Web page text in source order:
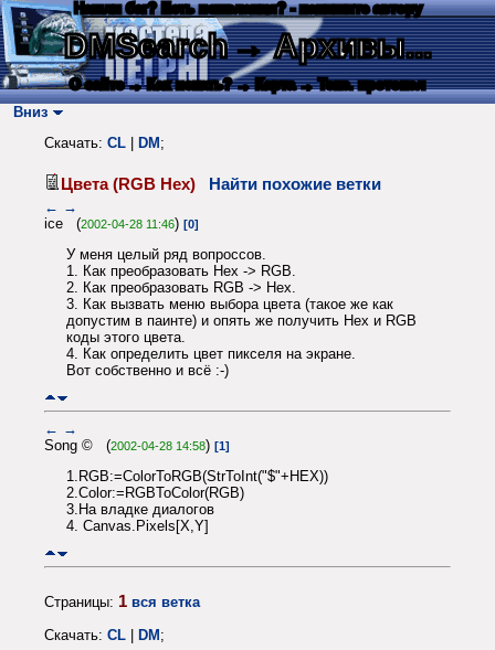
Нашли баг? Есть пожелания? - напишите автору
DMSearch→ Архивы...
О сайте → Как искать? → Карта → Текс. протокол
Вниз
Скачать: CL DM ;
Цвета (RGB Hex) Найти похожие ветки
← →
ice (2002-04-28 11:46) [0]
У меня целый ряд вопроссов.
1. Как преобразовать Hex -> RGB.
2. Как преобразовать RGB -> Hex.
3. Как вызвать меню выбора цвета (такое же как
допустим в паинте) и опять же получить Hex и RGB
коды этого цвета.
4. Как определить цвет пикселя на экране.
Вот собственно и всё :-)
← →
Song © (2002-04-28 14:58) [1]
1.RGB:=ColorToRGB(StrToInt("$"+HEX))
2.Color:=RGBToColor(RGB)
3.На владке диалогов
4. Canvas.Pixels[X,Y]
Страницы: 1 вся ветка
Скачать: CL DM ;